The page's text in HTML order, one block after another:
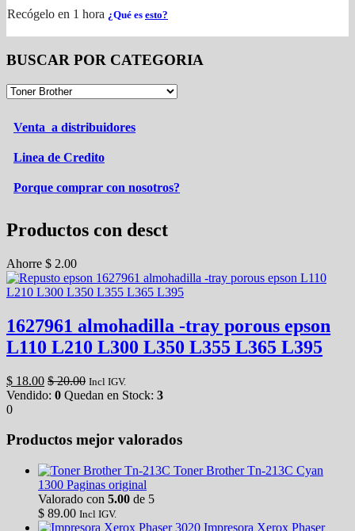
Recógelo en 1 hora ¿Qué es esto?
BUSCAR POR CATEGORIA
Venta a distribuidores
Linea de Credito
Porque comprar con nosotros?
Productos con desct
Ahorre $ 2.00
1627961 almohadilla -tray porous epson
L110 L210 L300 L350 L355 L365 L395
$ 18.00 $20.00 Incl IGV.
Vendido: 0 Quedan en Stock: 3
0
Productos mejor valorados
Toner Brother Tn-213C Cyan
1300 Paginas original
Valorado con 5.00 de 5
$ 89.00 Incl IGV.
Impresora Xerox Phaser